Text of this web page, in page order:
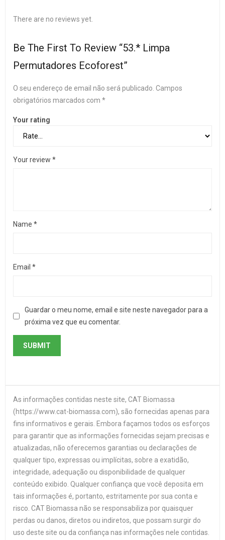
There are no reviews yet.
Be The First To Review “53.* Limpa
Permutadores Ecoforest”
O seu endereço de email não será publicado. Campos
obrigatórios marcados com *
Your rating
Your review *
Name *
Email *
Guardar o meu nome, email e site neste navegador para a
próxima vez que eu comentar.
As informações contidas neste site, CAT Biomassa
(https://www.cat-biomassa.com), são fornecidas apenas para
fins informativos e gerais. Embora façamos todos os esforços
para garantir que as informações fornecidas sejam precisas e
atualizadas, não oferecemos garantias ou declarações de
qualquer tipo, expressas ou implícitas, sobre a exatidão,
integridade, adequação ou disponibilidade de qualquer
conteúdo exibido. Qualquer confiança que você deposita em
tais informações é, portanto, estritamente por sua conta e
risco. CAT Biomassa não se responsabiliza por quaisquer
perdas ou danos, diretos ou indiretos, que possam surgir do
uso deste site ou da confiança nas informações nele contidas.